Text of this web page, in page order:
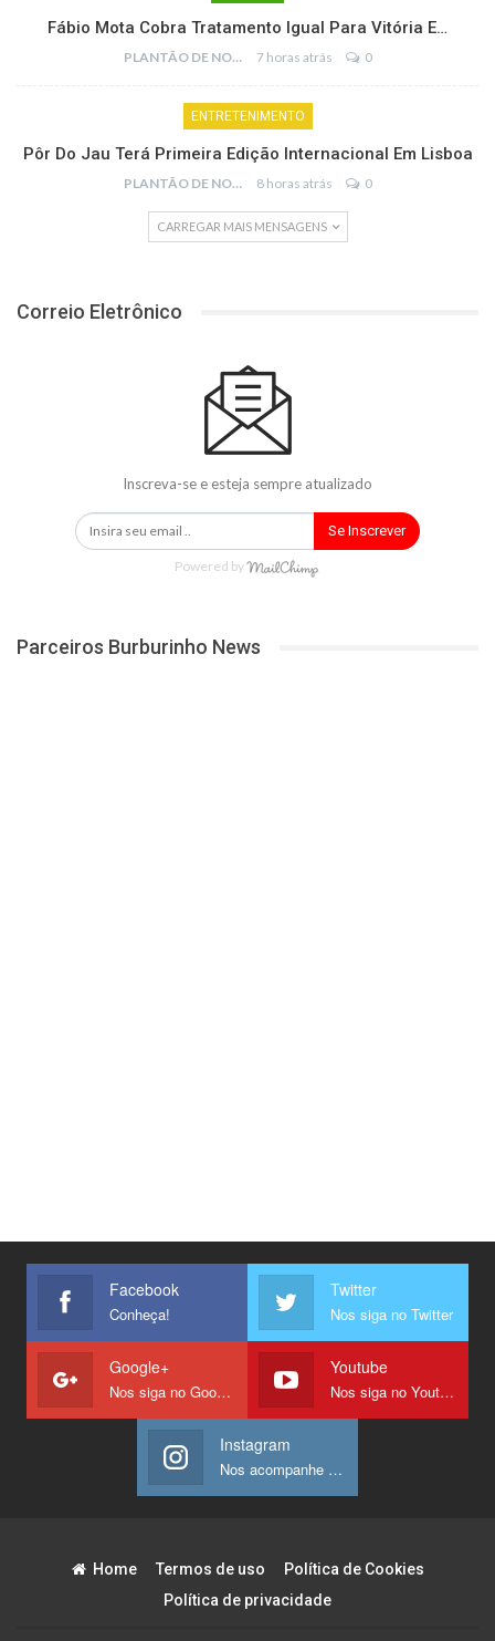
Fábio Mota Cobra Tratamento Igual Para Vitória E…
PLANTÃO DE NOTÍCIAS 7 horas atrás 0
ENTRETENIMENTO
Pôr Do Jau Terá Primeira Edição Internacional Em Lisboa
PLANTÃO DE NOTÍCIAS 8 horas atrás 0
CARREGAR MAIS MENSAGENS
Correio Eletrônico
Inscreva-se e esteja sempre atualizado
Se Inscrever
Powered by
Parceiros Burburinho News
Facebook
Conheça!
Twitter
Nos siga no Twitter
Google+
Nos siga no Google +
Youtube
Nos siga no Youtube
Instagram
Nos acompanhe no Instagram
Home Termos de uso
Política de Cookies
Política de privacidade